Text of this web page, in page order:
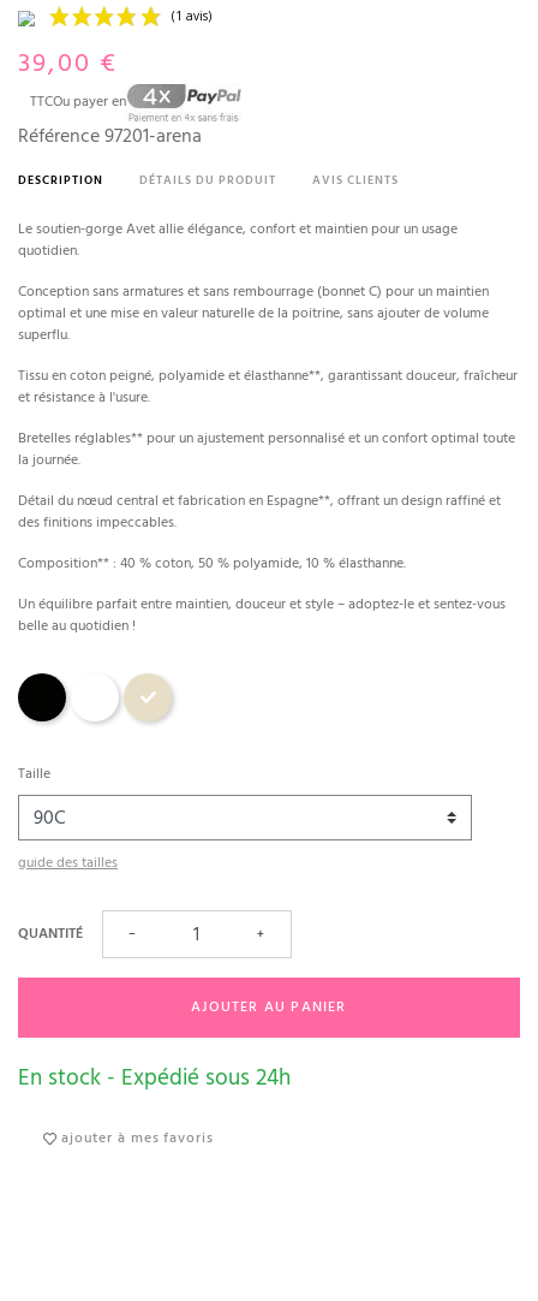
39,00 €
TTCOu payer en
Référence97201-arena
DESCRIPTION DÉTAILS DU PRODUIT AVIS CLIENTS
Le soutien-gorge Avet allie élégance, confort et maintien pour un usage
quotidien.
Conception sans armatures et sans rembourrage (bonnet C) pour un maintien
optimal et une mise en valeur naturelle de la poitrine, sans ajouter de volume
superflu.
Tissu en coton peigné, polyamide et élasthanne**, garantissant douceur, fraîcheur
et résistance à l'usure.
Bretelles réglables** pour un ajustement personnalisé et un confort optimal toute
la journée.
Détail du nœud central et fabrication en Espagne**, offrant un design raffiné et
des finitions impeccables.
Composition** : 40 % coton, 50 % polyamide, 10 % élasthanne.
Un équilibre parfait entre maintien, douceur et style – adoptez-le et sentez-vous
belle au quotidien !
Noir Sable
Taille
guide des tailles
QUANTITÉ − +
AJOUTER AU PANIER
En stock - Expédié sous 24h
ajouter à mes favoris